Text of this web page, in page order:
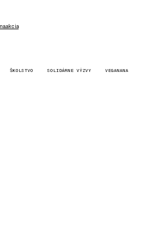
ŠKOLSTVO SOLIDÁRNE VÝZVY VEGANANA